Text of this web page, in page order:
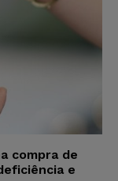
compra de
e